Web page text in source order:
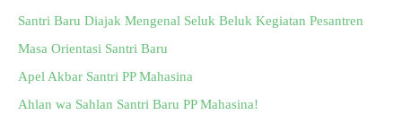
Santri Baru Diajak Mengenal Seluk Beluk Kegiatan Pesantren
Masa Orientasi Santri Baru
Apel Akbar Santri PP Mahasina
Ahlan wa Sahlan Santri Baru PP Mahasina!